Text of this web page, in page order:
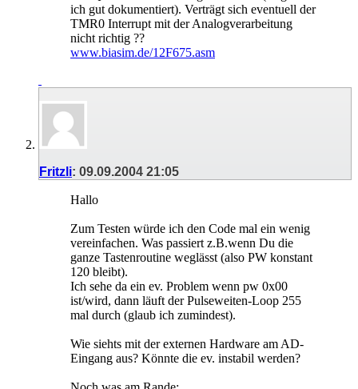
ich gut dokumentiert). Verträgt sich eventuell der
TMR0 Interrupt mit der Analogverarbeitung
nicht richtig ??
www.biasim.de/12F675.asm
Fritzli: 09.09.2004 21:05
Hallo
Zum Testen würde ich den Code mal ein wenig
vereinfachen. Was passiert z.B.wenn Du die
ganze Tastenroutine weglässt (also PW konstant
120 bleibt).
Ich sehe da ein ev. Problem wenn pw 0x00
ist/wird, dann läuft der Pulseweiten-Loop 255
mal durch (glaub ich zumindest).
Wie siehts mit der externen Hardware am AD-
Eingang aus? Könnte die ev. instabil werden?